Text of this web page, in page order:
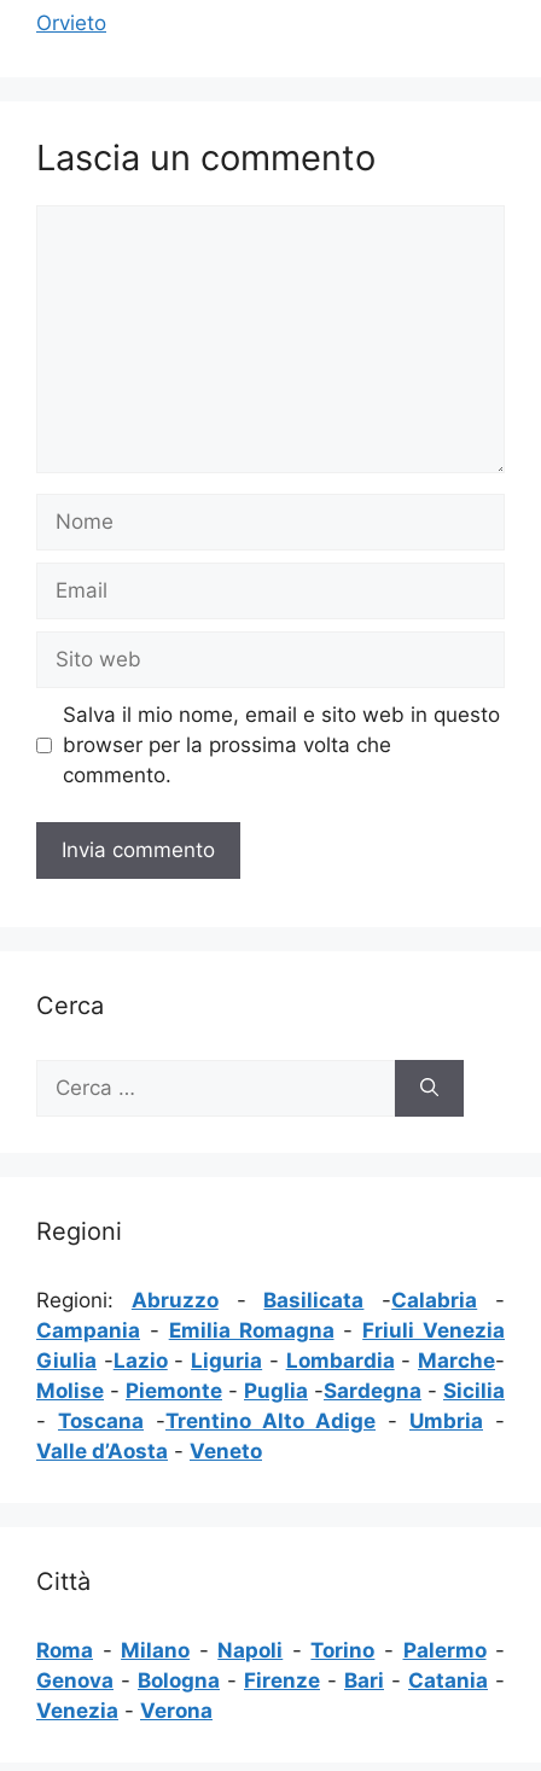
Orvieto
Lascia un commento
Nome
Email
Sito
web
Salva il mio nome, email e sito web in questo
browser per la prossima volta che
commento.
Cerca
per:
Regioni
Regioni: Abruzzo- Basilicata -Calabria -
Campania - Emilia Romagna - Friuli Venezia
Giulia -Lazio- Liguria - Lombardia - Marche-
Molise - Piemonte - Puglia -Sardegna - Sicilia
- Toscana -Trentino Alto Adige - Umbria -
Valle d’Aosta - Veneto
Città
Roma - Milano - Napoli -Torino - Palermo-
Genova - Bologna - Firenze - Bari - Catania -
Venezia - Verona